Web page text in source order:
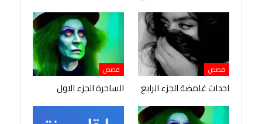
قصص
احداث غامضة الجزء الرابع
قصص
الساحرة الجزء الاول